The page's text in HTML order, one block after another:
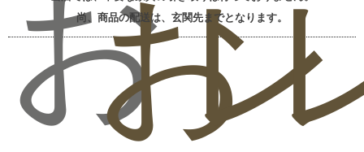
おおレ
尚、商品の配送は、玄関先までとなります。